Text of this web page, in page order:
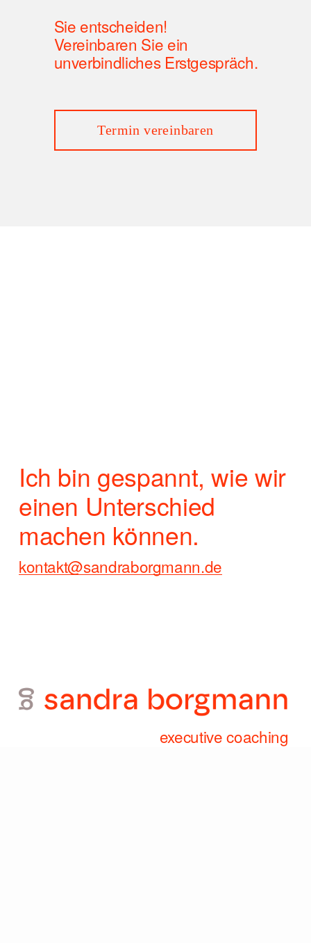
Sie entscheiden!
Vereinbaren Sie ein
unverbindliches Erstgespräch.
Termin vereinbaren
Ich bin gespannt, wie wir
einen Unterschied
machen können.
kontakt@sandraborgmann.de
executive coaching